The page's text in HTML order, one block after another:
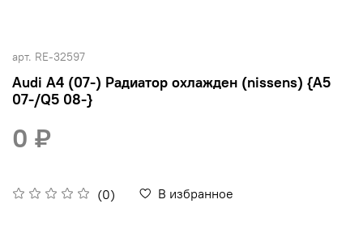
арт. RE-32597
Audi A4 (07-) Радиатор охлажден (nissens) {A5
07-/Q5 08-}
(0) В избранное
0 ₽